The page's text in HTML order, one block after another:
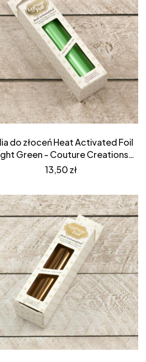
do złoceń Heat Activated Foil
Green - Couture Creations
(CO726060)
Cena
13,50 zł